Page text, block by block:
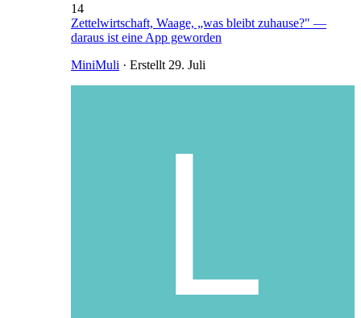
14
Zettelwirtschaft, Waage, „was bleibt zuhause?" —
daraus ist eine App geworden
MiniMuli · Erstellt 29. Juli